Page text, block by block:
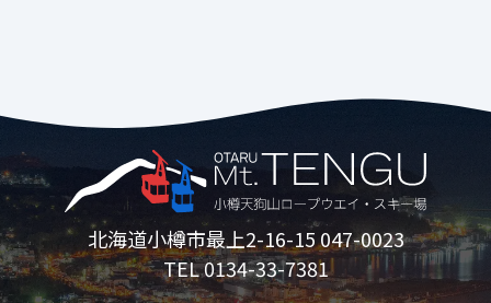
*3岁以下儿童不可乘坐。
*仅当前座儿童年满 12 岁且后座儿童年满
16 岁时才可使用双人座。
*请勿与两名成人一起乘坐，否则可能会导
致滑梯停止。
*饮酒后的顾客不得使用该服务。
北海道小樽市最上2-16-15 047-0023
TEL 0134-33-7381